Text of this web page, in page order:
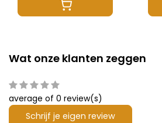
Wat onze klanten zeggen
average of 0 review(s)
Schrijf je eigen review